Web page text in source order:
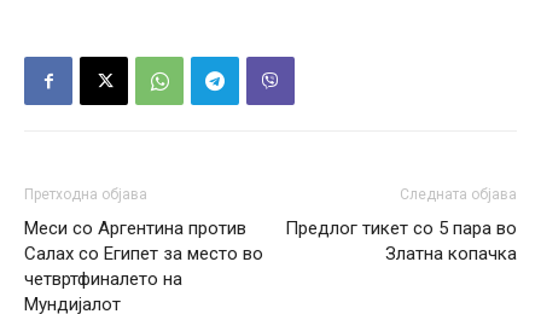
Претходна објава
Меси со Аргентина против
Салах со Египет за место во
четвртфиналето на
Мундијалот
Следната објава
Предлог тикет со 5 пара во
Златна копачка